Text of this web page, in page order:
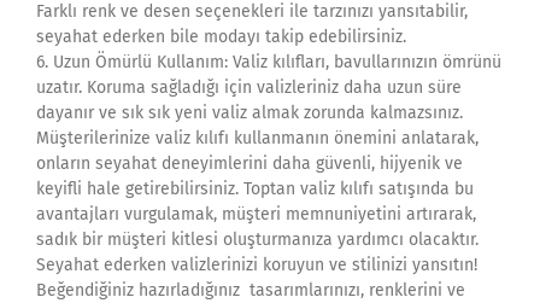
Farklı renk ve desen seçenekleri ile tarzınızı yansıtabilir,
seyahat ederken bile modayı takip edebilirsiniz.
6. Uzun Ömürlü Kullanım: Valiz kılıfları, bavullarınızın ömrünü
uzatır. Koruma sağladığı için valizleriniz daha uzun süre
dayanır ve sık sık yeni valiz almak zorunda kalmazsınız.
Müşterilerinize valiz kılıfı kullanmanın önemini anlatarak,
onların seyahat deneyimlerini daha güvenli, hijyenik ve
keyifli hale getirebilirsiniz. Toptan valiz kılıfı satışında bu
avantajları vurgulamak, müşteri memnuniyetini artırarak,
sadık bir müşteri kitlesi oluşturmanıza yardımcı olacaktır.
Seyahat ederken valizlerinizi koruyun ve stilinizi yansıtın!
Beğendiğiniz hazırladığınız tasarımlarınızı, renklerini ve